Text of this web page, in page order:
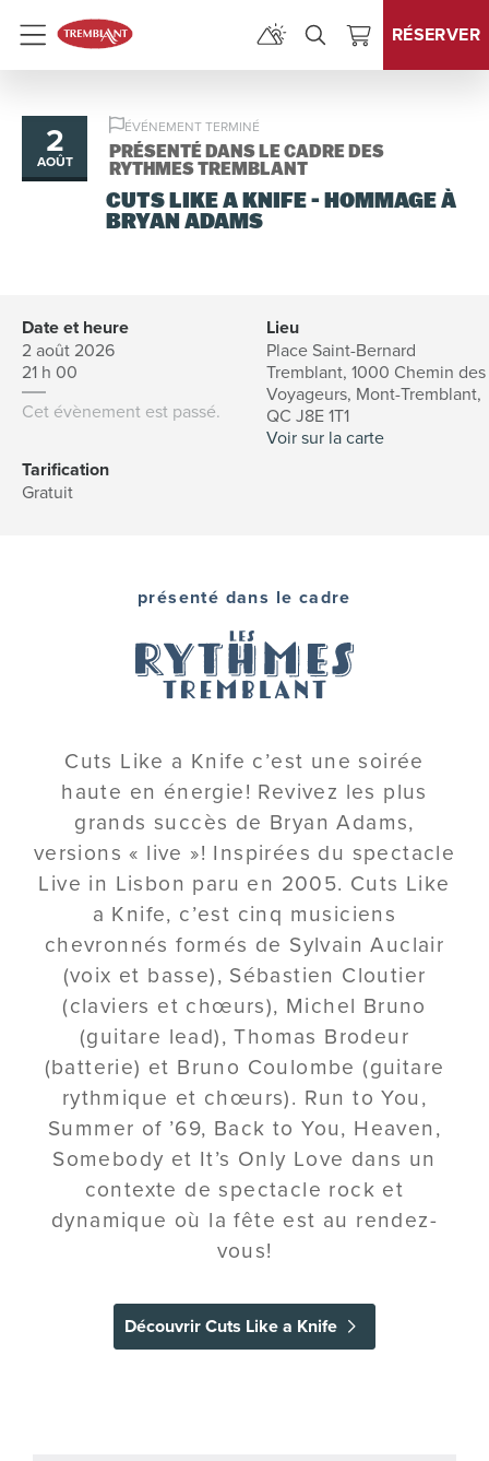
Menu RÉSERVER
2
AOÛT
ÉVÉNEMENT TERMINÉ
PRÉSENTÉ DANS LE CADRE DES
RYTHMES TREMBLANT
CUTS LIKE A KNIFE - HOMMAGE À
BRYAN ADAMS
Date et heure
2 août 2026
21 h 00
Cet évènement est passé.
Lieu
Place Saint-Bernard
Tremblant, 1000 Chemin des
Voyageurs, Mont-Tremblant,
QC J8E 1T1
Voir sur la carte
Tarification
Gratuit
présenté dans le cadre
Cuts Like a Knife c’est une soirée
haute en énergie! Revivez les plus
grands succès de Bryan Adams,
versions « live »! Inspirées du spectacle
Live in Lisbon paru en 2005. Cuts Like
a Knife, c’est cinq musiciens
chevronnés formés de Sylvain Auclair
(voix et basse), Sébastien Cloutier
(claviers et chœurs), Michel Bruno
(guitare lead), Thomas Brodeur
(batterie) et Bruno Coulombe (guitare
rythmique et chœurs). Run to You,
Summer of ’69, Back to You, Heaven,
Somebody et It’s Only Love dans un
contexte de spectacle rock et
dynamique où la fête est au rendez-
vous!
Découvrir Cuts Like a Knife